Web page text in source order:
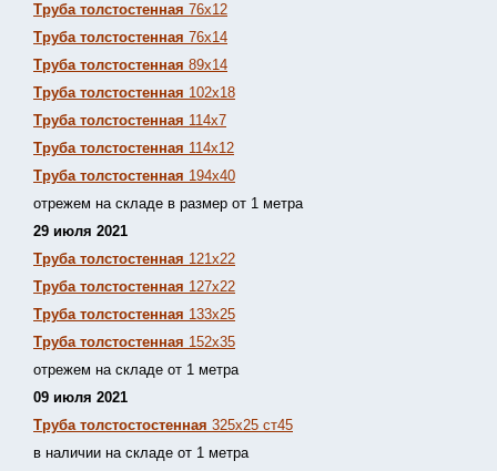
Труба толстостенная 76х12
Труба толстостенная 76х14
Труба толстостенная 89х14
Труба толстостенная 102х18
Труба толстостенная 114х7
Труба толстостенная 114х12
Труба толстостенная 194х40
отрежем на складе в размер от 1 метра
29 июля 2021
Труба толстостенная 121х22
Труба толстостенная 127х22
Труба толстостенная 133х25
Труба толстостенная 152х35
отрежем на складе от 1 метра
09 июля 2021
Труба толстостостенная 325х25 ст45
в наличии на складе от 1 метра